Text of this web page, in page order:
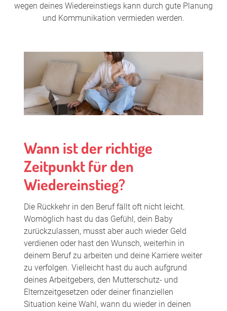
wegen deines Wiedereinstiegs kann durch gute Planung
und Kommunikation vermieden werden.
Wann ist der richtige
Zeitpunkt für den
Wiedereinstieg?
Die Rückkehr in den Beruf fällt oft nicht leicht.
Womöglich hast du das Gefühl, dein Baby
zurückzulassen, musst aber auch wieder Geld
verdienen oder hast den Wunsch, weiterhin in
deinem Beruf zu arbeiten und deine Karriere weiter
zu verfolgen. Vielleicht hast du auch aufgrund
deines Arbeitgebers, den Mutterschutz- und
Elternzeitgesetzen oder deiner finanziellen
Situation keine Wahl, wann du wieder in deinen